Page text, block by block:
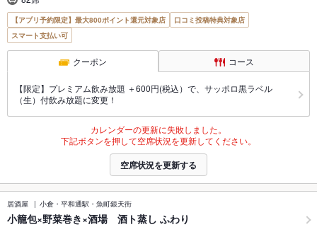
【アプリ予約限定】最大800ポイント還元対象店
口コミ投稿特典対象店
スマート支払い可
クーポン コース
【限定】プレミアム飲み放題 ＋600円(税込）で、サッポロ黒ラベル
（生）付飲み放題に変更！
カレンダーの更新に失敗しました。
下記ボタンを押して空席状況を更新してください。
空席状況を更新する
居酒屋 小倉・平和通駅・魚町銀天街
小籠包×野菜巻き×酒場 酒ト蒸し ふわり